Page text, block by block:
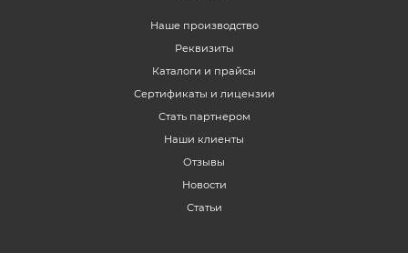
Наше производство
Реквизиты
Каталоги и прайсы
Сертификаты и лицензии
Стать партнером
Наши клиенты
Отзывы
Новости
Статьи